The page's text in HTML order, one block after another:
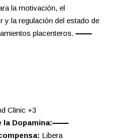
la motivación, el
y la regulación del estado de
placenteros.
Clinic +3
la Dopamina:
Libera